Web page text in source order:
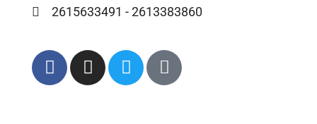
2615633491 - 2613383860